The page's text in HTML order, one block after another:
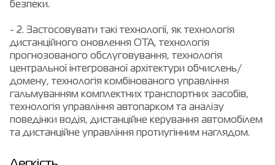
безпеки.
- 2. Застосовувати такі технології, як технологія
дистанційного оновлення OTA, технологія
прогнозованого обслуговування, технологія
центральної інтегрованої архітектури обчислень/
домену, технологія комбінованого управління
гальмуванням комплектних транспортних засобів,
технологія управління автопарком та аналізу
поведінки водія, дистанційне керування автомобілем
та дистанційне управління протиугінним наглядом.